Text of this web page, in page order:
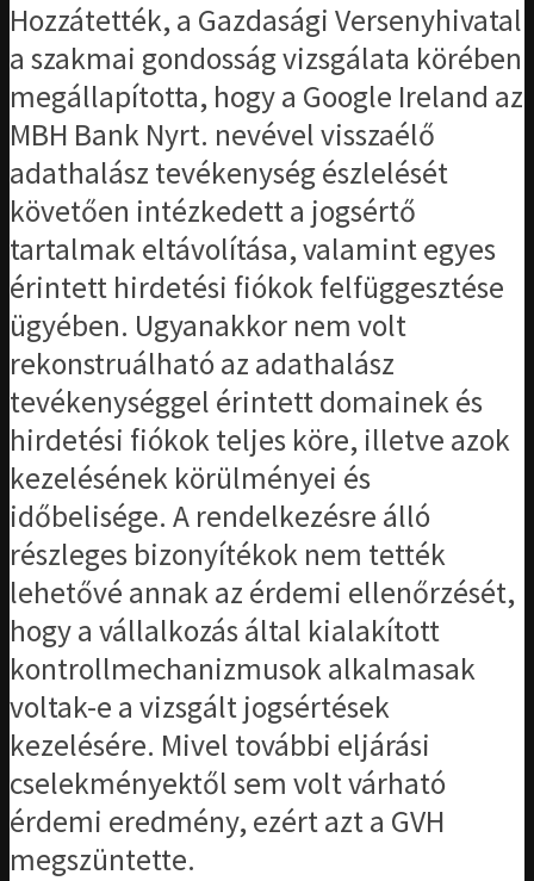
Hozzátették, a Gazdasági Versenyhivatal
a szakmai gondosság vizsgálata körében
megállapította, hogy a Google Ireland az
MBH Bank Nyrt. nevével visszaélő
adathalász tevékenység észlelését
követően intézkedett a jogsértő
tartalmak eltávolítása, valamint egyes
érintett hirdetési fiókok felfüggesztése
ügyében. Ugyanakkor nem volt
rekonstruálható az adathalász
tevékenységgel érintett domainek és
hirdetési fiókok teljes köre, illetve azok
kezelésének körülményei és
időbelisége. A rendelkezésre álló
részleges bizonyítékok nem tették
lehetővé annak az érdemi ellenőrzését,
hogy a vállalkozás által kialakított
kontrollmechanizmusok alkalmasak
voltak-e a vizsgált jogsértések
kezelésére. Mivel további eljárási
cselekményektől sem volt várható
érdemi eredmény, ezért azt a GVH
megszüntette.